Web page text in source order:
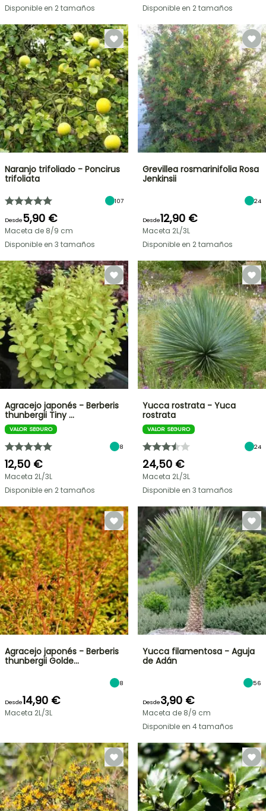
Disponible en 2 tamaños
Disponible en 2 tamaños
Naranjo trifoliado - Poncirus
trifoliata
107
Desde5,90 €
Maceta de 8/9 cm
Disponible en 3 tamaños
Grevillea rosmarinifolia Rosa
Jenkinsii
24
Desde12,90 €
Maceta 2L/3L
Disponible en 2 tamaños
Agracejo japonés - Berberis
thunbergii Tiny …
VALOR SEGURO
8
12,50 €
Maceta 2L/3L
Disponible en 2 tamaños
Yucca rostrata - Yuca
rostrata
VALOR SEGURO
24
24,50 €
Maceta 2L/3L
Disponible en 3 tamaños
Agracejo japonés - Berberis
thunbergii Golde…
8
Desde14,90 €
Maceta 2L/3L
Yucca filamentosa - Aguja
de Adán
56
Desde3,90 €
Maceta de 8/9 cm
Disponible en 4 tamaños